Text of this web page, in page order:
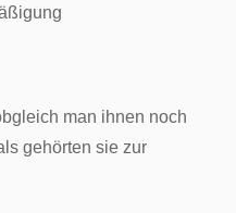
man ihnen noch
gehörten sie zur